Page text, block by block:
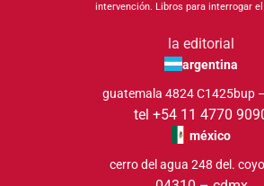
intervención. Libros para interrogar
la editorial
argentina
guatemala 4824 C1425bup
tel +54 11 4770
méxico
cerro del agua 248 del.